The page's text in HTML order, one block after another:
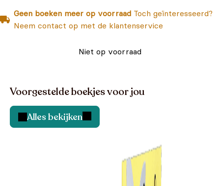
Geen boeken meer op voorraad Toch geïnteresseerd?
Neem contact op met de klantenservice
Niet op voorraad
Voorgestelde boekjes voor jou
Alles bekijken